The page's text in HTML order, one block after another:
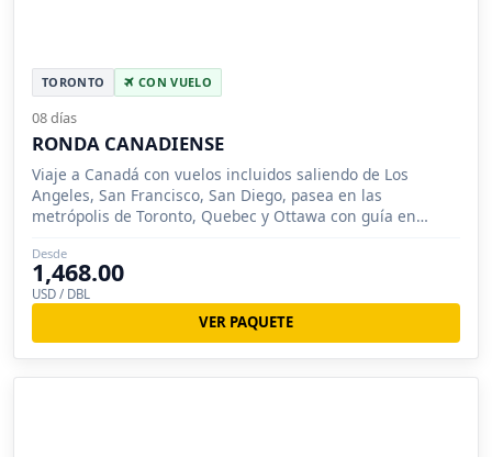
TORONTO CON VUELO
08 días
RONDA CANADIENSE
Viaje a Canadá con vuelos incluidos saliendo de Los
Angeles, San Francisco, San Diego, pasea en las
metrópolis de Toronto, Quebec y Ottawa con guía en
Desde
1,468.00
USD / DBL
VER PAQUETE